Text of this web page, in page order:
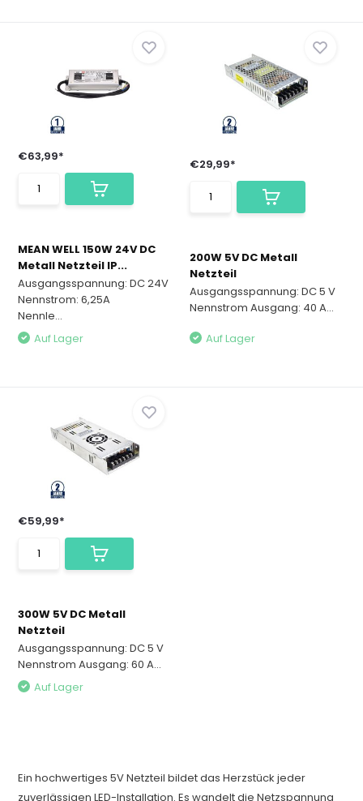
€63,99*
MEAN WELL 150W 24V DC
Metall Netzteil IP...
Ausgangsspannung: DC 24V
Nennstrom: 6,25A
Nennle...
Auf Lager
€29,99*
200W 5V DC Metall
Netzteil
Ausgangsspannung: DC 5 V
Nennstrom Ausgang: 40 A...
Auf Lager
€59,99*
300W 5V DC Metall
Netzteil
Ausgangsspannung: DC 5 V
Nennstrom Ausgang: 60 A...
Auf Lager
Ein hochwertiges 5V Netzteil bildet das Herzstück jeder
zuverlässigen LED-Installation. Es wandelt die Netzspannung